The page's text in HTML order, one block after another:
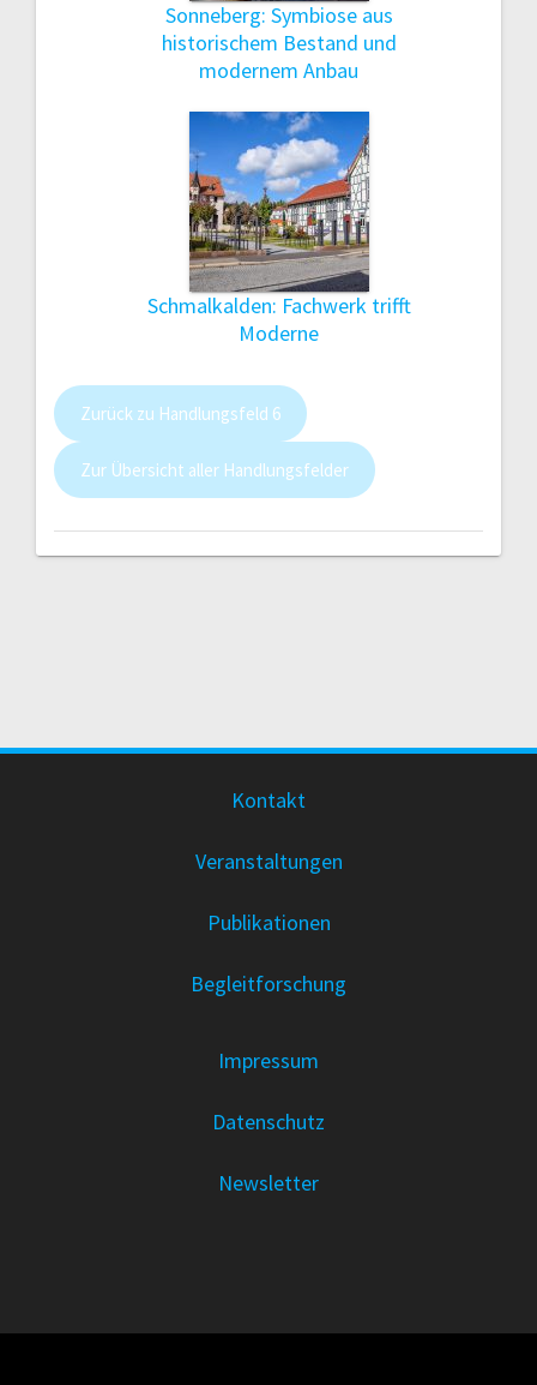
Sonneberg: Symbiose aus
historischem Bestand und
modernem Anbau
Schmalkalden: Fachwerk trifft
Moderne
Zurück zu Handlungsfeld 6
Zur Übersicht aller Handlungsfelder
Kontakt
Veranstaltungen
Publikationen
Begleitforschung
Impressum
Datenschutz
Newsletter